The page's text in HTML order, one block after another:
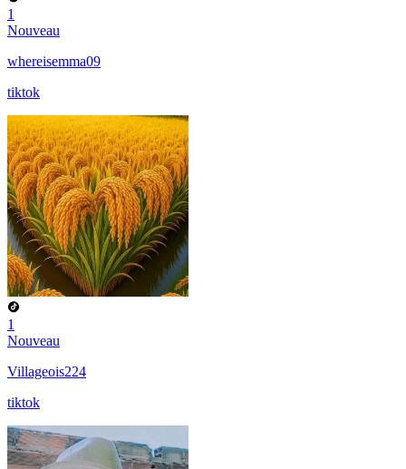
1
Nouveau
whereisemma09
tiktok
1
Nouveau
Villageois224
tiktok